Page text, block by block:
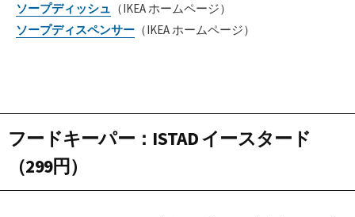
ソープディッシュ （IKEA ホームページ）
ソープディスペンサー （IKEA ホームページ）
フードキーパー ： ISTAD イースタード
（299円）